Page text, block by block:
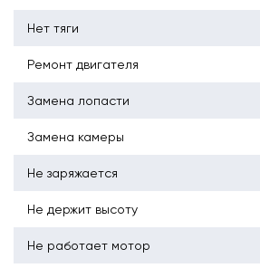
Нет тяги
Ремонт двигателя
Замена лопасти
Замена камеры
Не заряжается
Не держит высоту
Не работает мотор